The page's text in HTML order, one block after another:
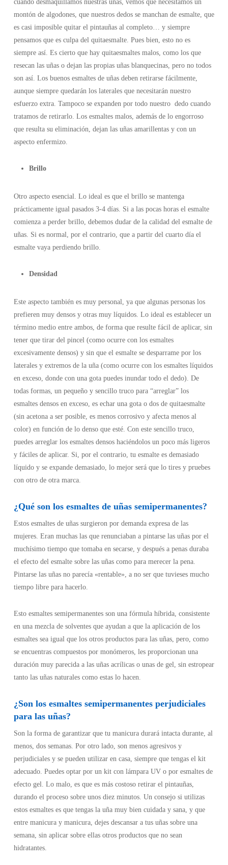
cuando desmaquillamos nuestras uñas, vemos que necesitamos un
montón de algodones, que nuestros dedos se manchan de esmalte, que
es casi imposible quitar el pintauñas al completo… y siempre
pensamos que es culpa del quitaesmalte. Pues bien, esto no es
siempre así. Es cierto que hay quitaesmaltes malos, como los que
resecan las uñas o dejan las propias uñas blanquecinas, pero no todos
son así. Los buenos esmaltes de uñas deben retirarse fácilmente,
aunque siempre quedarán los laterales que necesitarán nuestro
esfuerzo extra. Tampoco se expanden por todo nuestro dedo cuando
tratamos de retirarlo. Los esmaltes malos, además de lo engorroso
que resulta su eliminación, dejan las uñas amarillentas y con un
aspecto enfermizo.
Brillo
Otro aspecto esencial. Lo ideal es que el brillo se mantenga
prácticamente igual pasados 3-4 días. Si a las pocas horas el esmalte
comienza a perder brillo, debemos dudar de la calidad del esmalte de
uñas. Si es normal, por el contrario, que a partir del cuarto día el
esmalte vaya perdiendo brillo.
Densidad
Este aspecto también es muy personal, ya que algunas personas los
prefieren muy densos y otras muy líquidos. Lo ideal es establecer un
término medio entre ambos, de forma que resulte fácil de aplicar, sin
tener que tirar del pincel (como ocurre con los esmaltes
excesivamente densos) y sin que el esmalte se desparrame por los
laterales y extremos de la uña (como ocurre con los esmaltes líquidos
en exceso, donde con una gota puedes inundar todo el dedo). De
todas formas, un pequeño y sencillo truco para “arreglar” los
esmaltes densos en exceso, es echar una gota o dos de quitaesmalte
(sin acetona a ser posible, es menos corrosivo y afecta menos al
color) en función de lo denso que esté. Con este sencillo truco,
puedes arreglar los esmaltes densos haciéndolos un poco más ligeros
y fáciles de aplicar. Si, por el contrario, tu esmalte es demasiado
líquido y se expande demasiado, lo mejor será que lo tires y pruebes
con otro de otra marca.
¿Qué son los esmaltes de uñas semipermanentes?
Estos esmaltes de uñas surgieron por demanda expresa de las
mujeres. Eran muchas las que renunciaban a pintarse las uñas por el
muchísimo tiempo que tomaba en secarse, y después a penas duraba
el efecto del esmalte sobre las uñas como para merecer la pena.
Pintarse las uñas no parecía «rentable», a no ser que tuvieses mucho
tiempo libre para hacerlo.
Esto esmaltes semipermanentes son una fórmula híbrida, consistente
en una mezcla de solventes que ayudan a que la aplicación de los
esmaltes sea igual que los otros productos para las uñas, pero, como
se encuentras compuestos por monómeros, les proporcionan una
duración muy parecida a las uñas acrílicas o unas de gel, sin estropear
tanto las uñas naturales como estas lo hacen.
¿Son los esmaltes semipermanentes perjudiciales
para las uñas?
Son la forma de garantizar que tu manicura durará intacta durante, al
menos, dos semanas. Por otro lado, son menos agresivos y
perjudiciales y se pueden utilizar en casa, siempre que tengas el kit
adecuado. Puedes optar por un kit con lámpara UV o por esmaltes de
efecto gel. Lo malo, es que es más costoso retirar el pintauñas,
durando el proceso sobre unos diez minutos. Un consejo si utilizas
estos esmaltes es que tengas la uña muy bien cuidada y sana, y que
entre manicura y manicura, dejes descansar a tus uñas sobre una
semana, sin aplicar sobre ellas otros productos que no sean
hidratantes.